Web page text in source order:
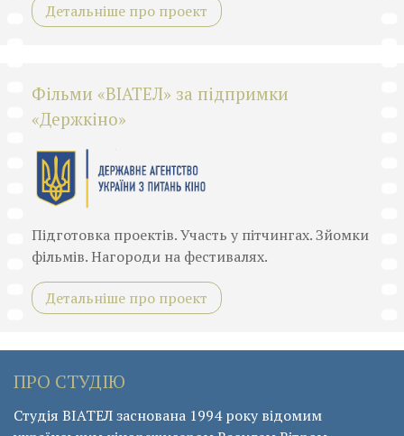
Детальніше про проект
Фільми «ВІАТЕЛ» за підпримки
«Держкіно»
Підготовка проектів. Участь у пітчингах. Зйомки
фільмів. Нагороди на фестивалях.
Детальніше про проект
ПРО СТУДІЮ
Студія ВІАТЕЛ заснована 1994 року відомим